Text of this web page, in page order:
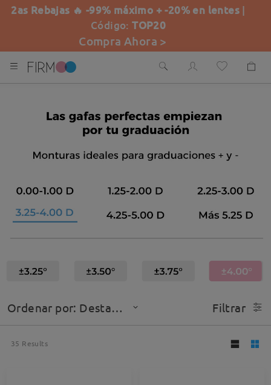
2as Rebajas 🔥 -99% máximo + -20% en lentes |
Código:TOP20
Compra Ahora >
Ordenar por: Destacado Filtrar
35 Results